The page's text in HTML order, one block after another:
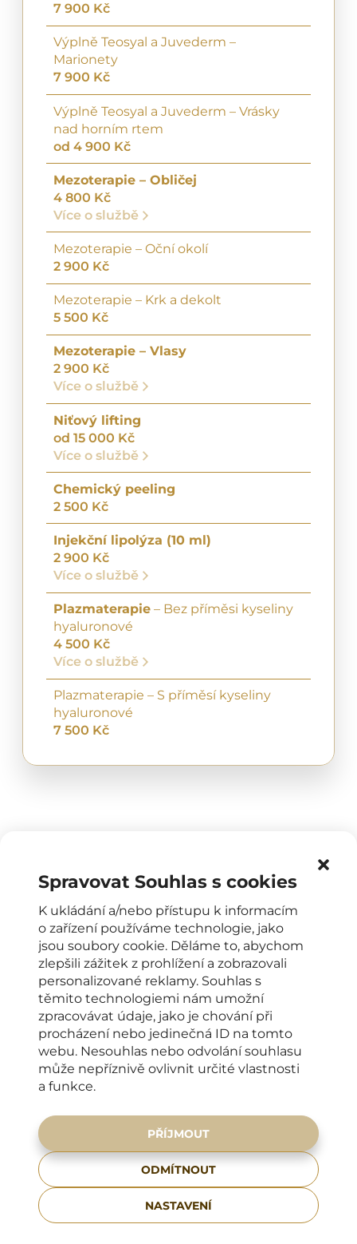
Spravovat Souhlas s cookies
K ukládání a/nebo přístupu k informacím
o zařízení používáme technologie, jako
jsou soubory cookie. Děláme to, abychom
zlepšili zážitek z prohlížení a zobrazovali
personalizované reklamy. Souhlas s
těmito technologiemi nám umožní
zpracovávat údaje, jako je chování při
procházení nebo jedinečná ID na tomto
webu. Nesouhlas nebo odvolání souhlasu
může nepříznivě ovlivnit určité vlastnosti
a funkce.
PŘÍJMOUT
ODMÍTNOUT
NASTAVENÍ
7 900 Kč
Výplně Teosyal a Juvederm –
Marionety
7 900 Kč
Výplně Teosyal a Juvederm – Vrásky
nad horním rtem
od 4 900 Kč
Mezoterapie – Obličej
Více o službě
4 800 Kč
Mezoterapie – Oční okolí
2 900 Kč
Mezoterapie – Krk a dekolt
5 500 Kč
Mezoterapie – Vlasy
Více o službě
2 900 Kč
Niťový lifting
Více o službě
od 15 000 Kč
Chemický peeling
2 500 Kč
Injekční lipolýza (10 ml)
Více o službě
2 900 Kč
Plazmaterapie – Bez příměsi kyseliny
hyaluronové
Více o službě
4 500 Kč
Plazmaterapie – S příměsí kyseliny
hyaluronové
7 500 Kč
OTEVÍRACÍ DOBA
Klinika Élysée Esthetic
PO–PÁ: od 8:00 do 16:00 hodin
KONTAKTY PRO KLIENTY
+420 222 266 206
info@elysee-esthetic.cz
Francouzská 75/4,
120 00 Praha 2
Zobrazit na mapě